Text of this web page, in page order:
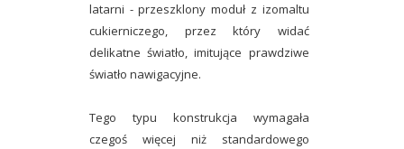
latarni -przeszklony moduł z izomaltu
cukierniczego, przez który widać
delikatne światło, imitujące prawdziwe
światło nawigacyjne.
Tego typu konstrukcja wymagała
czegoś więcej niż standardowego